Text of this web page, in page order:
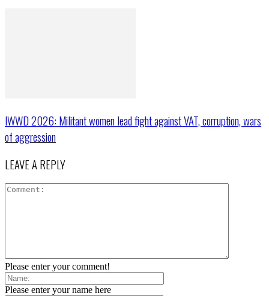
IWWD 2026: Militant women lead fight against VAT, corruption, wars
of aggression
LEAVE A REPLY
Please enter your comment!
Please enter your name here